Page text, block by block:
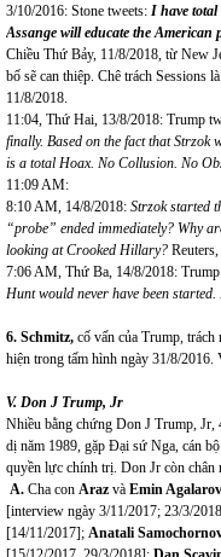
3/10/2016: Stone tweets: I have
Assange will educate the American
Chiều Thứ Bảy, 11/8/2018, từ New
bố sẽ can thiệp. Chê trách Sessions
11/8/2018.
11:04, Thứ Hai, 13/8/2018: Trump
finally. Based on the fact that
is a total Hoax. No Collusion. No
11:09 AM:
8:10 AM, 14/8/2018: Strzok started
“probe” ended immediately? Why
looking at Crooked Hillary?
7:06 AM, Thứ Ba, 14/8/2018: Trump
Hunt would never have been
6. Schmitz, cố vấn của Trump,
hiện trong tấm hình ngày 31/8/2016.
V. Don J Trump, Jr
Nhiều bằng chứng Don J Trump,
dị năm 1989, gặp Đại sứ Nga, cán
quyền lực chính trị. Don Jr còn chân
A. Cha con Araz và Emin
[interview ngày 3/11/2017; 23/3/
[14/11/2017]; Anatali